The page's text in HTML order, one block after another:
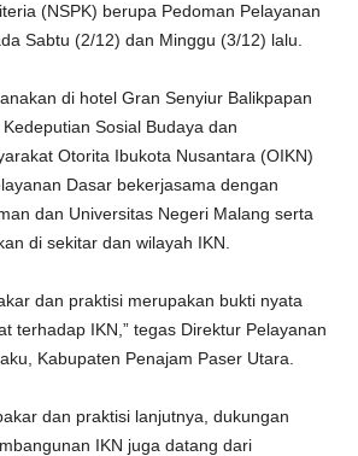
(NSPK) berupa Pedoman Pelayanan
Sabtu (2/12) dan Minggu (3/12) lalu.
di hotel Gran Senyiur Balikpapan
Sosial Budaya dan
Otorita Ibukota Nusantara (OIKN)
Dasar bekerjasama dengan
dan Universitas Negeri Malang serta
di sekitar dan wilayah IKN.
dan praktisi merupakan bukti nyata
terhadap IKN,” tegas Direktur Pelayanan
Kabupaten Penajam Paser Utara.
dan praktisi lanjutnya, dukungan
IKN juga datang dari